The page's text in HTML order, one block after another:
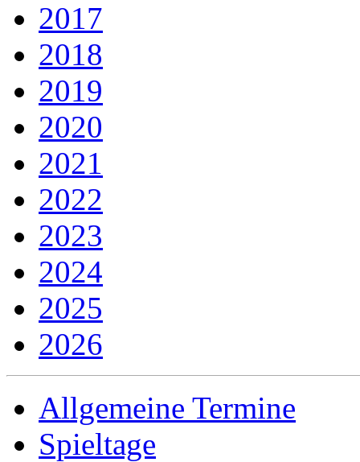
2017
2018
2019
2020
2021
2022
2023
2024
2025
2026
Allgemeine Termine
Spieltage